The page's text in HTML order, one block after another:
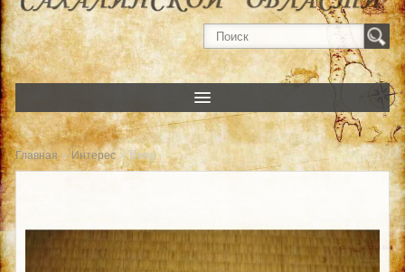
Главная » Интерес» Веер